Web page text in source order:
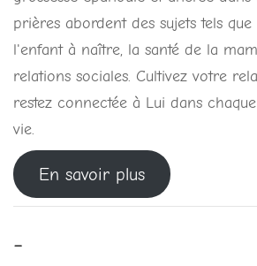
prières abordent des sujets tels
l'enfant à naître, la santé de la
relations sociales. Cultivez votre
restez connectée à Lui dans
vie.
En savoir plus
-